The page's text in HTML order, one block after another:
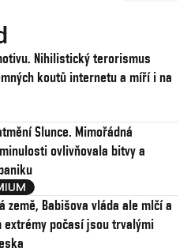
Nihilistický terorismus
koutů internetu a míří i na
Slunce. Mimořádná
ovlivňovala bitvy a
země, Babišova vláda ale mlčí a
extrémy počasí jsou trvalými